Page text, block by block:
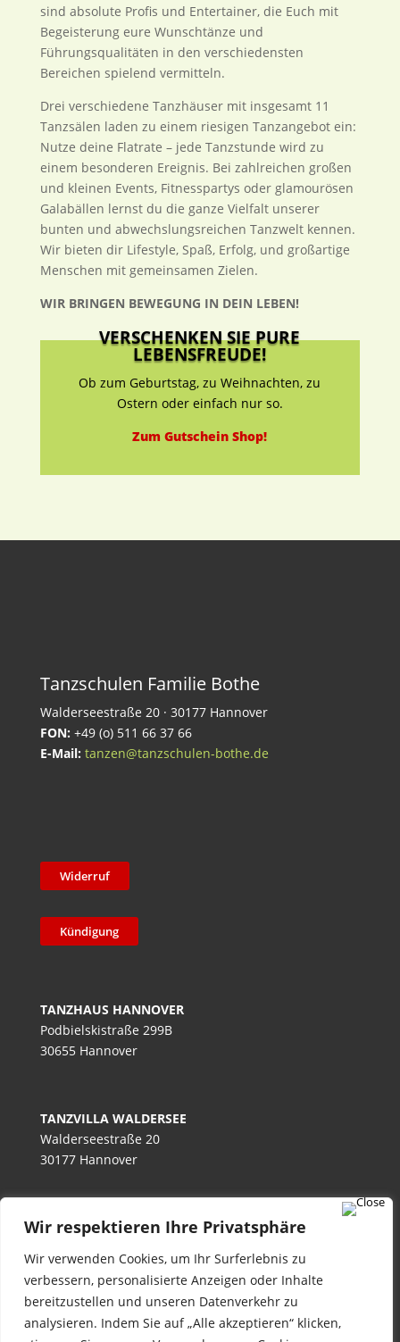
Wir respektieren Ihre Privatsphäre
Wir verwenden Cookies, um Ihr Surferlebnis zu
verbessern, personalisierte Anzeigen oder Inhalte
bereitzustellen und unseren Datenverkehr zu
analysieren. Indem Sie auf „Alle akzeptieren“ klicken,
sind absolute Profis und Entertainer, die Euch mit
Begeisterung eure Wunschtänze und
Führungsqualitäten in den verschiedensten
Bereichen spielend vermitteln.
Drei verschiedene Tanzhäuser mit insgesamt 11
Tanzsälen laden zu einem riesigen Tanzangebot ein:
Nutze deine Flatrate – jede Tanzstunde wird zu
einem besonderen Ereignis. Bei zahlreichen großen
und kleinen Events, Fitnesspartys oder glamourösen
Galabällen lernst du die ganze Vielfalt unserer
bunten und abwechslungsreichen Tanzwelt kennen.
Wir bieten dir Lifestyle, Spaß, Erfolg, und großartige
Menschen mit gemeinsamen Zielen.
WIR BRINGEN BEWEGUNG IN DEIN LEBEN!
VERSCHENKEN SIE PURE
LEBENSFREUDE!
Ob zum Geburtstag, zu Weihnachten, zu
Ostern oder einfach nur so.
Zum Gutschein Shop!
Tanzschulen Familie Bothe
Walderseestraße 20 · 30177 Hannover
FON: +49 (o) 511 66 37 66
E-Mail: tanzen@tanzschulen-bothe.de
Widerruf
Kündigung
TANZHAUS HANNOVER
Podbielskistraße 299B
30655 Hannover
TANZVILLA WALDERSEE
Walderseestraße 20
30177 Hannover
TANZHAUS BURGWEDEL
30938 Burgwedel